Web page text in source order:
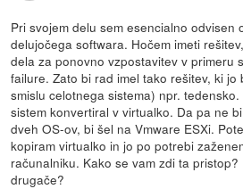
Pri svojem delu sem esencialno odvisen
delujočega softwara. Hočem imeti
dela za ponovno vzpostavitev v primeru
failure. Zato bi rad imel tako rešitev, ki
smislu celotnega sistema) npr.
sistem konvertiral v virtualko. Da pa ne
dveh OS-ov, bi šel na Vmware ESXi.
kopiram virtualko in jo po potrebi
računalniku. Kako se vam zdi ta
drugače?